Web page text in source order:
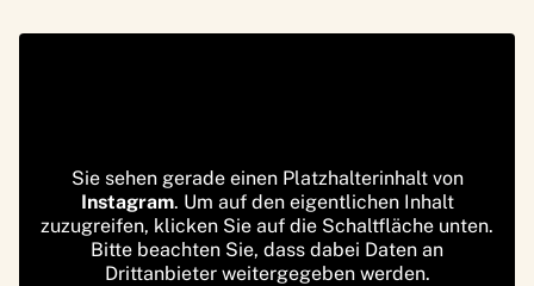
Sie sehen gerade einen Platzhalterinhalt von
Instagram. Um auf den eigentlichen Inhalt
zuzugreifen, klicken Sie auf die Schaltfläche unten.
Bitte beachten Sie, dass dabei Daten an
Drittanbieter weitergegeben werden.